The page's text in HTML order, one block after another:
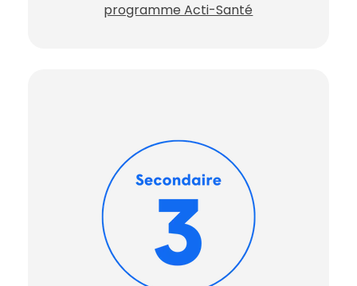
programme Acti-Santé